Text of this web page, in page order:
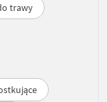
trawy